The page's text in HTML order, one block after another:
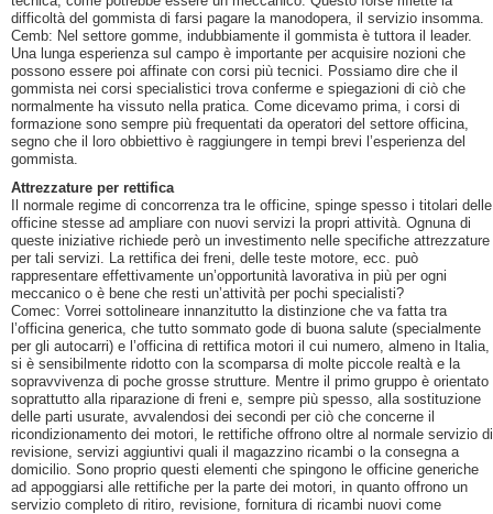
difficoltà del gommista di farsi pagare la manodopera, il servizio insomma.
Cemb: Nel settore gomme, indubbiamente il gommista è tuttora il leader.
Una lunga esperienza sul campo è importante per acquisire nozioni che
possono essere poi affinate con corsi più tecnici. Possiamo dire che il
gommista nei corsi specialistici trova conferme e spiegazioni di ciò che
normalmente ha vissuto nella pratica. Come dicevamo prima, i corsi di
formazione sono sempre più frequentati da operatori del settore officina,
segno che il loro obbiettivo è raggiungere in tempi brevi l’esperienza del
gommista.
Attrezzature per rettifica
Il normale regime di concorrenza tra le officine, spinge spesso i titolari delle
officine stesse ad ampliare con nuovi servizi la propri attività. Ognuna di
queste iniziative richiede però un investimento nelle specifiche attrezzature
per tali servizi. La rettifica dei freni, delle teste motore, ecc. può
rappresentare effettivamente un’opportunità lavorativa in più per ogni
meccanico o è bene che resti un’attività per pochi specialisti?
Comec: Vorrei sottolineare innanzitutto la distinzione che va fatta tra
l’officina generica, che tutto sommato gode di buona salute (specialmente
per gli autocarri) e l’officina di rettifica motori il cui numero, almeno in Italia,
si è sensibilmente ridotto con la scomparsa di molte piccole realtà e la
sopravvivenza di poche grosse strutture. Mentre il primo gruppo è orientato
soprattutto alla riparazione di freni e, sempre più spesso, alla sostituzione
delle parti usurate, avvalendosi dei secondi per ciò che concerne il
ricondizionamento dei motori, le rettifiche offrono oltre al normale servizio di
revisione, servizi aggiuntivi quali il magazzino ricambi o la consegna a
domicilio. Sono proprio questi elementi che spingono le officine generiche
ad appoggiarsi alle rettifiche per la parte dei motori, in quanto offrono un
servizio completo di ritiro, revisione, fornitura di ricambi nuovi come